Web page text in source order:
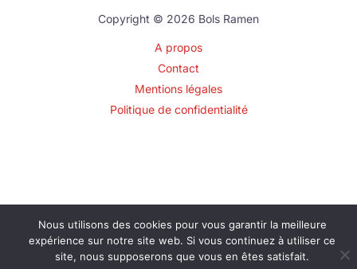
Copyright © 2026 Bols Ramen
A propos
Contact
Mentions légales
Politique de confidentialité
Nous utilisons des cookies pour vous garantir la meilleure
expérience sur notre site web. Si vous continuez à utiliser ce
site, nous supposerons que vous en êtes satisfait.